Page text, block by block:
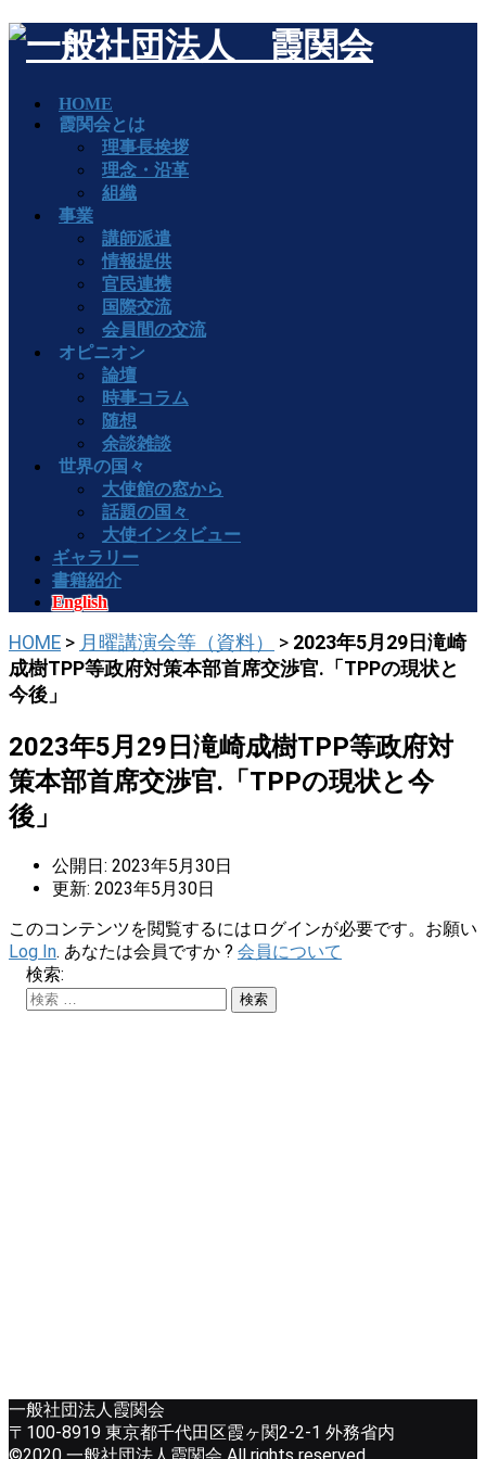
HOME
霞関会とは
理事長挨拶
理念・沿革
組織
事業
講師派遣
情報提供
官民連携
国際交流
会員間の交流
オピニオン
論壇
時事コラム
随想
余談雑談
世界の国々
大使館の窓から
話題の国々
大使インタビュー
ギャラリー
書籍紹介
English
HOME > 月曜講演会等（資料） > 2023年5月29日滝崎
成樹TPP等政府対策本部首席交渉官.「TPPの現状と
今後」
2023年5月29日滝崎成樹TPP等政府対
策本部首席交渉官.「TPPの現状と今
後」
公開日: 2023年5月30日
更新: 2023年5月30日
このコンテンツを閲覧するにはログインが必要です。お願い
Log In. あなたは会員ですか ? 会員について
検索:
一般社団法人霞関会
〒100-8919 東京都千代田区霞ヶ関2-2-1 外務省内
©2020 一般社団法人霞関会 All rights reserved.